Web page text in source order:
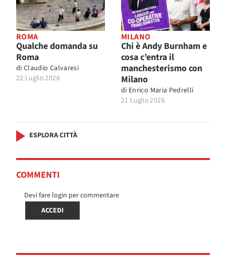
ROMA
Qualche domanda su
Roma
di Claudio Calvaresi
22 Luglio 2026
MILANO
Chi è Andy Burnham e
cosa c’entra il
manchesterismo con
Milano
di Enrico Maria Pedrelli
21 Luglio 2026
ESPLORA CITTÀ
COMMENTI
Devi fare login per commentare
ACCEDI